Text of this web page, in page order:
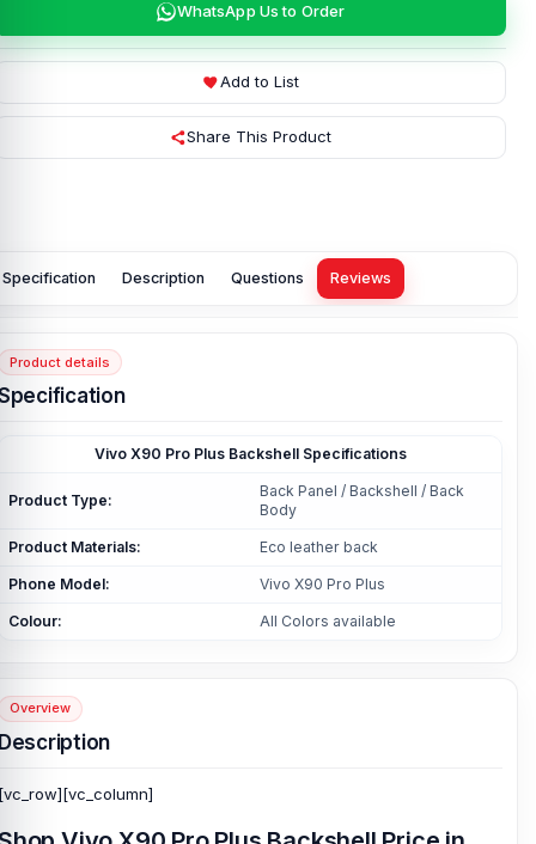
WhatsApp Us to Order
Add to List
Share This Product
Specification Description Questions Reviews
Product details
Vivo X90 Pro Plus Backshell Specifications
Product Type:
Back Panel / Backshell / Back
Body
Product Materials: Eco leather back
Phone Model: Vivo X90 Pro Plus
Colour: All Colors available
Overview